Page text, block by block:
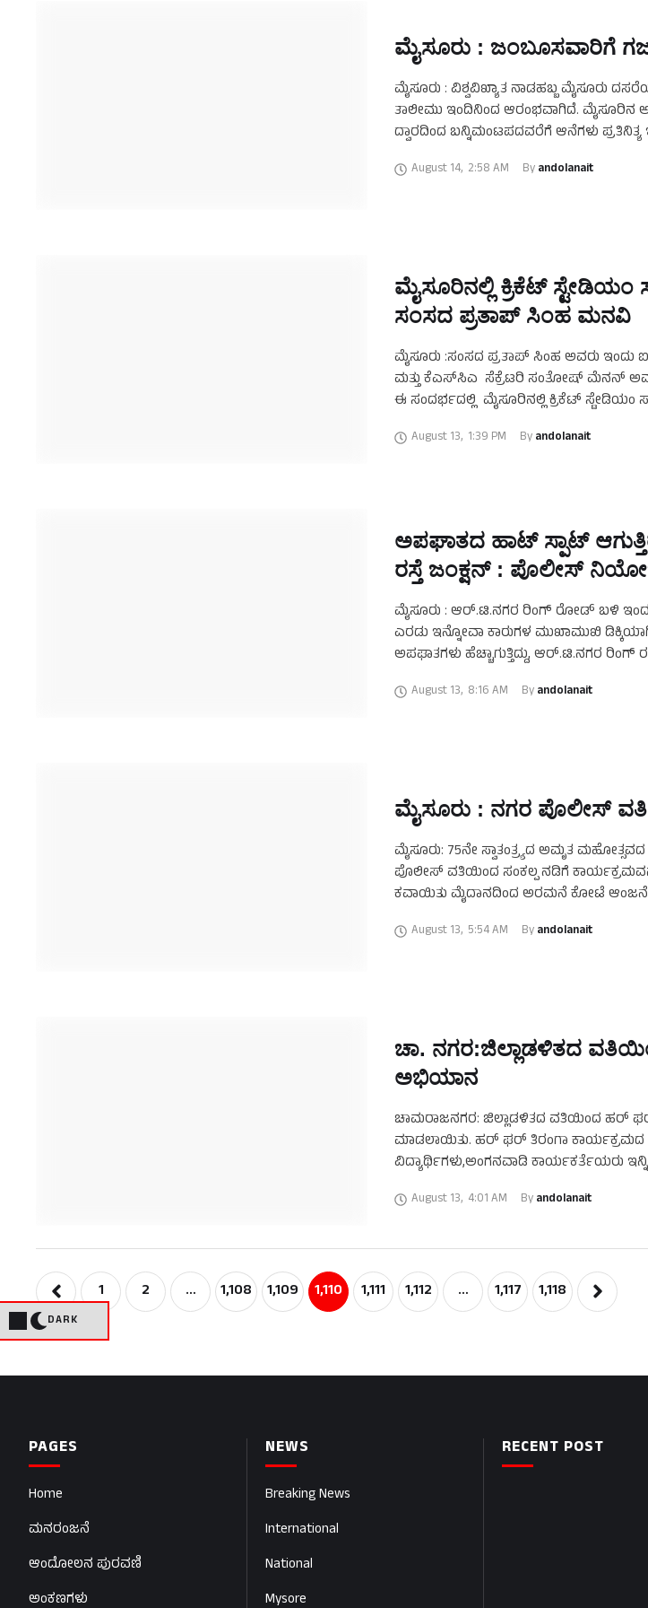
DARK
ಮೈಸೂರು : ಜಂಬೂಸವಾರಿಗೆ
ಮೈಸೂರು : ವಿಶ್ವವಿಖ್ಯಾತ ನಾಡಹಬ್ಬ ಮೈಸೂರು
ತಾಲೀಮು ಇಂದಿನಿಂದ ಆರಂಭವಾಗಿದೆ.
ದ್ವಾರದಿಂದ ಬನ್ನಿಮಂಟಪದವರೆಗೆ ಆನೆಗಳು
August 14, 2:58 AM By andolanait
ಮೈಸೂರಿನಲ್ಲಿ ಕ್ರಿಕೆಟ್ ಸ್ಟೇಡಿಯಂ
ಸಂಸದ ಪ್ರತಾಪ್‌ ಸಿಂಹ ಮನವಿ
ಮೈಸೂರು :ಸಂಸದ ಪ್ರತಾಪ್‌ ಸಿಂಹ ಅವರು
ಮತ್ತು ಕೆಎಸ್‌ಸಿಎ ಸೆಕ್ರೆಟರಿ ಸಂತೋಷ್ ಮೆನನ್
ಈ ಸಂದರ್ಭದಲ್ಲಿ ಮೈಸೂರಿನಲ್ಲಿ ಕ್ರಿಕೆಟ್ ಸ್ಟೇಡಿಯಂ
August 13, 1:39 PM By andolanait
ಅಪಘಾತದ ಹಾಟ್ ಸ್ಪಾಟ್
ರಸ್ತೆ ಜಂಕ್ಷನ್ : ಪೊಲೀಸ್
ಮೈಸೂರು : ಆರ್.ಟಿ.ನಗರ ರಿಂಗ್ ರೋಡ್ ಬಳಿ ಇಂದು
ಎರಡು ಇನ್ನೋವಾ ಕಾರುಗಳ ಮುಖಾಮುಖಿ
ಅಪಘಾತಗಳು ಹೆಚ್ಚಾಗುತ್ತಿದ್ದು, ಆರ್.ಟಿ.ನಗರ
August 13, 8:16 AM By andolanait
ಮೈಸೂರು : ನಗರ ಪೊಲೀಸ್
ಮೈಸೂರು: 75ನೇ ಸ್ವಾತಂತ್ರ್ಯದ ಅಮೃತ
ಪೊಲೀಸ್ ವತಿಯಿಂದ ಸಂಕಲ್ಪ ನಡಿಗೆ
ಕವಾಯಿತು ಮೈದಾನದಿಂದ ಅರಮನೆ ಕೋಟೆ
August 13, 5:54 AM By andolanait
ಚಾ. ನಗರ:ಜಿಲ್ಲಾಡಳಿತದ
ಅಭಿಯಾನ
ಚಾಮರಾಜನಗರ: ಜಿಲ್ಲಾಡಳಿತದ ವತಿಯಿಂದ ಹರ್
ಮಾಡಲಾಯಿತು. ಹರ್ ಘರ್ ತಿರಂಗಾ ಕಾರ್ಯಕ್ರಮದ
ವಿದ್ಯಾರ್ಥಿಗಳು,ಅಂಗನವಾಡಿ ಕಾರ್ಯಕರ್ತೆಯರು
ಕೆ.ಎಂ.ಗಾಯತ್ರಿ, ಹೆಚ್ಚುವರಿ …
August 13, 4:01 AM By andolanait
1 2 … 1,108 1,109 1,110 1,111 1,112 … 1,117 1,118
PAGES
Home
ಮನರಂಜನೆ
ಆಂದೋಲನ ಪುರವಣಿ
ಅಂಕಣಗಳು
NEWS
Breaking News
International
National
Mysore
RECENT POST